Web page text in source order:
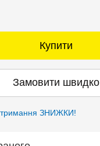
Купити
Замовити швидко
ЗНИЖКИ!